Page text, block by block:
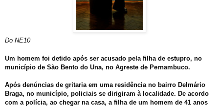
Do NE10
Um homem foi detido após ser acusado pela filha de estupro, no
município de São Bento do Una, no Agreste de Pernambuco.
Após denúncias de gritaria em uma residência no bairro Delmário
Braga, no município, policiais se dirigiram à localidade. De acordo
com a polícia, ao chegar na casa, a filha de um homem de 41 anos